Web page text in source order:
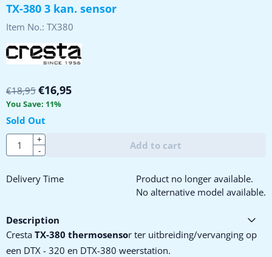
TX-380 3 kan. sensor
Item No.: TX380
€18,95 €16,95
You Save: 11%
Sold Out
Quantity
+
-
Add to cart
Delivery Time
Product no longer available.
No alternative model available.
Description
Cresta TX-380 thermosensor ter uitbreiding/vervanging op
een DTX - 320 en DTX-380 weerstation.